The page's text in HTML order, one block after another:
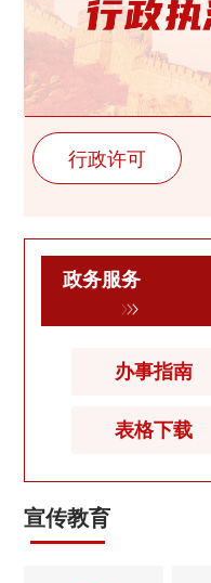
行政许可
政务服务
办事指南
表格下载
宣传教育